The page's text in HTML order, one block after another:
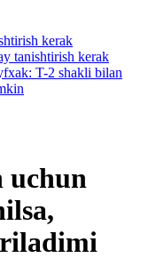
kerak
tanishtirish kerak
T-2 shakli bilan
uchun